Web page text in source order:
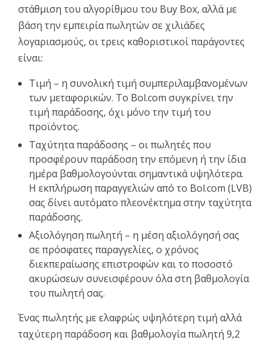
στάθμιση του αλγορίθμου του Buy Box, αλλά με
βάση την εμπειρία πωλητών σε χιλιάδες
λογαριασμούς, οι τρεις καθοριστικοί παράγοντες
είναι:
Τιμή – η συνολική τιμή συμπεριλαμβανομένων
των μεταφορικών. Το Bol.com συγκρίνει την
τιμή παράδοσης, όχι μόνο την τιμή του
προϊόντος.
Ταχύτητα παράδοσης – οι πωλητές που
προσφέρουν παράδοση την επόμενη ή την ίδια
ημέρα βαθμολογούνται σημαντικά υψηλότερα.
Η εκπλήρωση παραγγελιών από το Bol.com (LVB)
σας δίνει αυτόματο πλεονέκτημα στην ταχύτητα
παράδοσης.
Αξιολόγηση πωλητή – η μέση αξιολόγησή σας
σε πρόσφατες παραγγελίες, ο χρόνος
διεκπεραίωσης επιστροφών και το ποσοστό
ακυρώσεων συνεισφέρουν όλα στη βαθμολογία
του πωλητή σας.
Ένας πωλητής με ελαφρώς υψηλότερη τιμή αλλά
ταχύτερη παράδοση και βαθμολογία πωλητή 9,2